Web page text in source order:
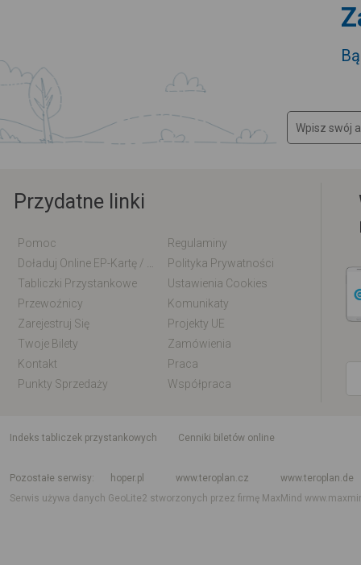
Przydatne linki
Pomoc
Regulaminy
Polityka Prywatności
Tabliczki Przystankowe
Ustawienia Cookies
Przewoźnicy
Komunikaty
Zarejestruj Się
Projekty UE
Twoje Bilety
Zamówienia
Kontakt
Praca
Punkty Sprzedaży
Współpraca
indeks tabliczek przystankowych
Cenniki biletów online
Pozostałe serwisy
hoper.pl www.teroplan.cz
www.teroplan.de
Serwis używa danych GeoLite2 stworzonych przez firmę MaxMind